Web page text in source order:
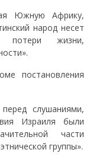
Южную Африку,
народ несет
жизни,
постановления
слушаниями,
Израиля были
части
группы».